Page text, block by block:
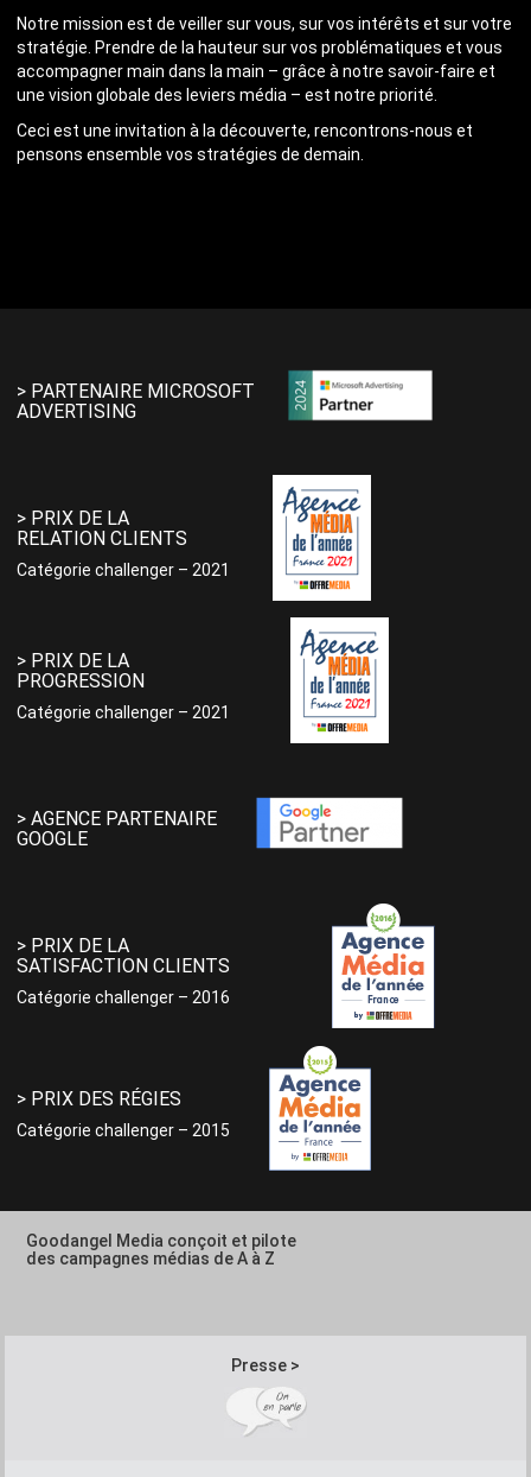
Notre mission est de veiller sur vous, sur vos intérêts et sur votre
stratégie. Prendre de la hauteur sur vos problématiques et vous
accompagner main dans la main – grâce à notre savoir-faire et
une vision globale des leviers média – est notre priorité.
Ceci est une invitation à la découverte, rencontrons-nous et
pensons ensemble vos stratégies de demain.
> PARTENAIRE MICROSOFT
ADVERTISING
> PRIX DE LA
RELATION CLIENTS
Catégorie challenger – 2021
> PRIX DE LA
PROGRESSION
Catégorie challenger – 2021
> AGENCE PARTENAIRE
GOOGLE
> PRIX DE LA
SATISFACTION CLIENTS
Catégorie challenger – 2016
> PRIX DES RÉGIES
Catégorie challenger – 2015
Goodangel Media conçoit et pilote
des campagnes médias de A à Z
Presse >